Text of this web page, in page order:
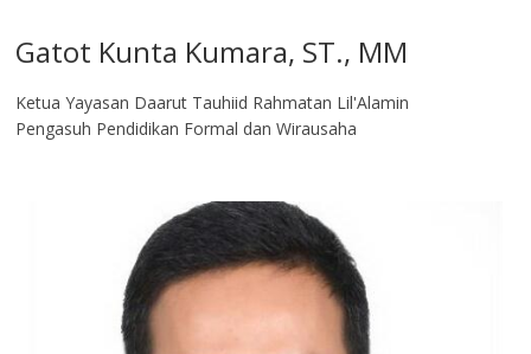
Gatot Kunta Kumara, ST., MM
Ketua Yayasan Daarut Tauhiid Rahmatan Lil'Alamin
Pengasuh Pendidikan Formal dan Wirausaha